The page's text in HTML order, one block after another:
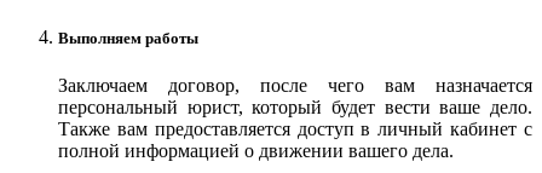
Выполняем работы
Заключаем договор, после чего вам назначается
персональный юрист, который будет вести ваше дело.
Также вам предоставляется доступ в личный кабинет с
полной информацией о движении вашего дела.